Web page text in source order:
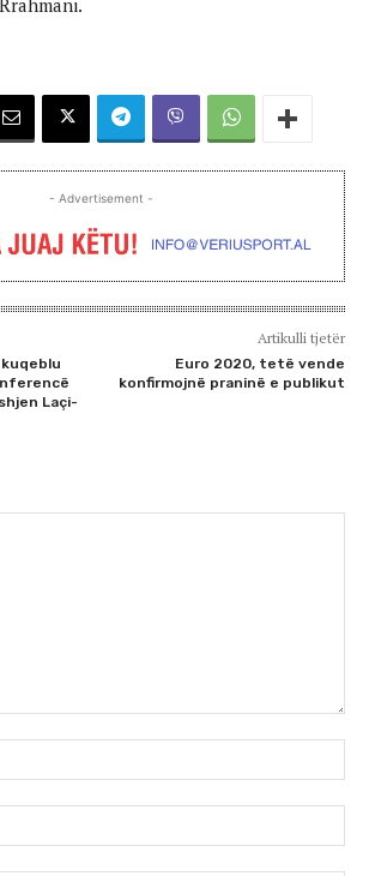
- Advertisement -
Laçi-
Artikulli tjetër
Euro 2020, tetë vende
konfirmojnë praninë e publikut